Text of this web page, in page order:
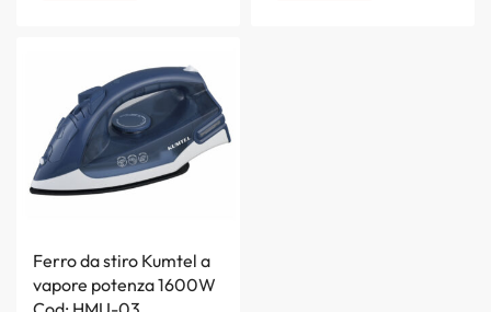
Ferro da stiro Kumtel a
vapore potenza 1600W